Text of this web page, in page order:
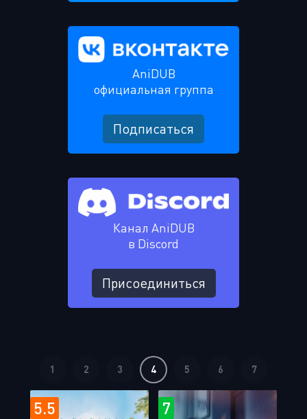
AniDUB
официальная группа
Подписаться
Канал AniDUB
в Discord
Присоединиться
1 2 3 4 5 6 7
5.5 7